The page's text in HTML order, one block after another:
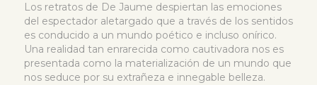
Los retratos de De Jaume despiertan las emociones
del espectador aletargado que a través de los sentidos
es conducido a un mundo poético e incluso onírico.
Una realidad tan enrarecida como cautivadora nos es
presentada como la materialización de un mundo que
nos seduce por su extrañeza e innegable belleza.